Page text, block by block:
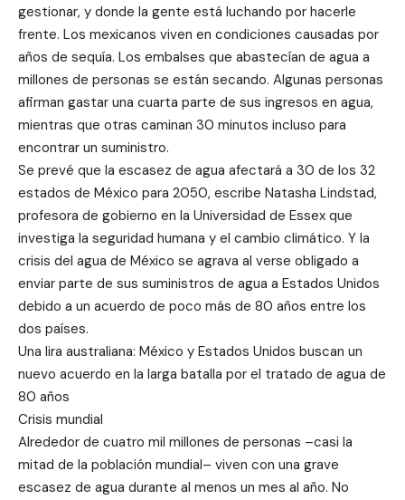
gestionar, y donde la gente está luchando por hacerle
frente. Los mexicanos viven en condiciones causadas por
años de sequía. Los embalses que abastecían de agua a
millones de personas se están secando. Algunas personas
afirman gastar una cuarta parte de sus ingresos en agua,
mientras que otras caminan 30 minutos incluso para
encontrar un suministro.
Se prevé que la escasez de agua afectará a 30 de los 32
estados de México para 2050, escribe Natasha Lindstad,
profesora de gobierno en la Universidad de Essex que
investiga la seguridad humana y el cambio climático. Y la
crisis del agua de México se agrava al verse obligado a
enviar parte de sus suministros de agua a Estados Unidos
debido a un acuerdo de poco más de 80 años entre los
dos países.
Una lira australiana: México y Estados Unidos buscan un
nuevo acuerdo en la larga batalla por el tratado de agua de
80 años
Crisis mundial
Alrededor de cuatro mil millones de personas –casi la
mitad de la población mundial– viven con una grave
escasez de agua durante al menos un mes al año. No